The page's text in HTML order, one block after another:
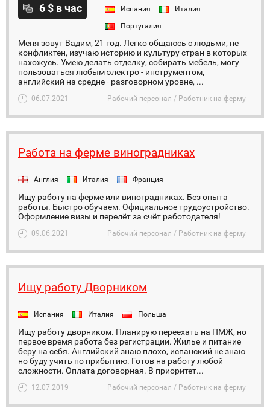
6 $ в час Испания
Италия
Португалия
Меня зовут Вадим, 21 год. Легко общаюсь с людьми, не
конфликтен, изучаю историю и культуру стран в которых
нахожусь. Умею делать отделку, собирать мебель, могу
пользоваться любым электро - инструментом,
английский на средне - разговорном уровне, ...
06.07.2021 Рабочий персонал / Работник на ферму
Работа на ферме виноградниках
Англия Италия Франция
Ищу работу на ферме или виноградниках. Без опыта
работы. Быстро обучаем. Официальное трудоустройство.
Оформление визы и перелёт за счёт работодателя!
09.06.2021 Рабочий персонал / Работник на ферму
Ищу работу Дворником
Испания Италия Польша
Ищу работу дворником. Планирую переехать на ПМЖ, но
первое время работа без регистрации. Жилье и питание
беру на себя. Английский знаю плохо, испанский не знаю
но буду учить по прибытию. Готов на работу любой
сложности. Оплата договорная. В приоритет...
12.07.2019 Рабочий персонал / Работник на ферму